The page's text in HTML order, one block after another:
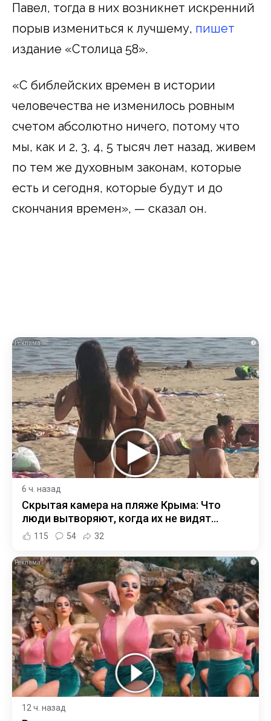
Павел, тогда в них возникнет искренний
порыв измениться к лучшему, пишет
издание «Столица 58».
«С библейских времен в истории
человечества не изменилось ровным
счетом абсолютно ничего, потому что
мы, как и 2, 3, 4, 5 тысяч лет назад, живем
по тем же духовным законам, которые
есть и сегодня, которые будут и до
скончания времен», — сказал он.
i
6 ч. назад
Скрытая камера на пляже Крыма: Что
люди вытворяют, когда их не видят...
115 54 32
i
12 ч. назад